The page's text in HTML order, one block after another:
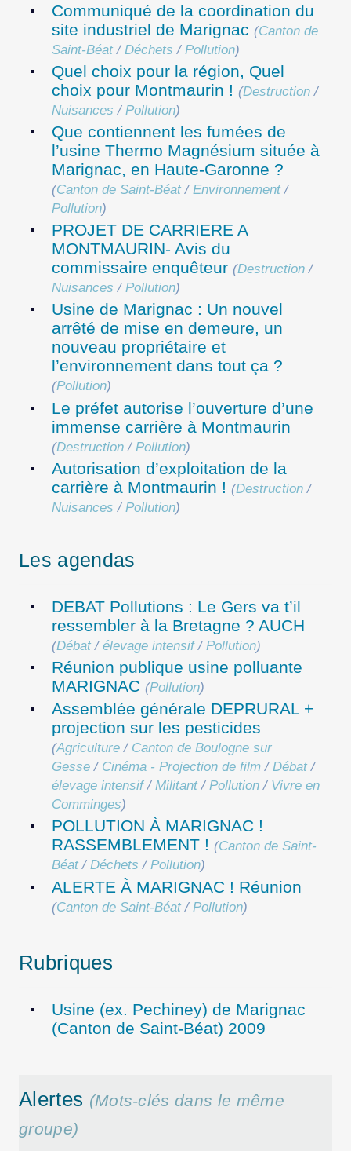
Communiqué de la coordination du
site industriel de Marignac (Canton de
Saint-Béat/ Déchets / Pollution)
Quel choix pour la région, Quel
choix pour Montmaurin ! (Destruction /
Nuisances / Pollution)
Que contiennent les fumées de
l’usine Thermo Magnésium située à
Marignac, en Haute-Garonne ?
(Canton de Saint-Béat/ Environnement/
Pollution)
PROJET DE CARRIERE A
MONTMAURIN- Avis du
commissaire enquêteur (Destruction /
Nuisances / Pollution)
Usine de Marignac : Un nouvel
arrêté de mise en demeure, un
nouveau propriétaire et
l’environnement dans tout ça ?
(Pollution)
Le préfet autorise l’ouverture d’une
immense carrière à Montmaurin
(Destruction / Pollution)
Autorisation d’exploitation de la
carrière à Montmaurin ! (Destruction /
Nuisances / Pollution)
Les agendas
DEBAT Pollutions : Le Gers va t’il
ressembler à la Bretagne ? AUCH
(Débat/ élevage intensif/ Pollution)
Réunion publique usine polluante
MARIGNAC (Pollution)
Assemblée générale DEPRURAL +
projection sur les pesticides
(Agriculture / Canton de Boulogne sur
Gesse / Cinéma - Projection de film / Débat/
élevage intensif/ Militant/ Pollution / Vivre en
Comminges)
POLLUTION À MARIGNAC !
RASSEMBLEMENT ! (Canton de Saint-
Béat/ Déchets / Pollution)
ALERTE À MARIGNAC ! Réunion
(Canton de Saint-Béat/ Pollution)
Rubriques
Usine (ex. Pechiney) de Marignac
(Canton de Saint-Béat) 2009
Alertes (Mots-clés dans le même
groupe)